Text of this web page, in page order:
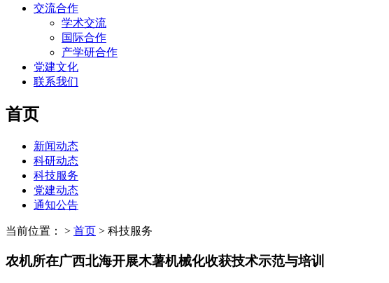
交流合作
学术交流
国际合作
产学研合作
党建文化
联系我们
首页
新闻动态
科研动态
科技服务
党建动态
通知公告
当前位置： > 首页 > 科技服务
农机所在广西北海开展木薯机械化收获技术示范与培训